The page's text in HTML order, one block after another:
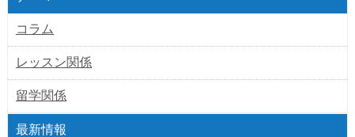
コラム
レッスン関係
留学関係
最新情報